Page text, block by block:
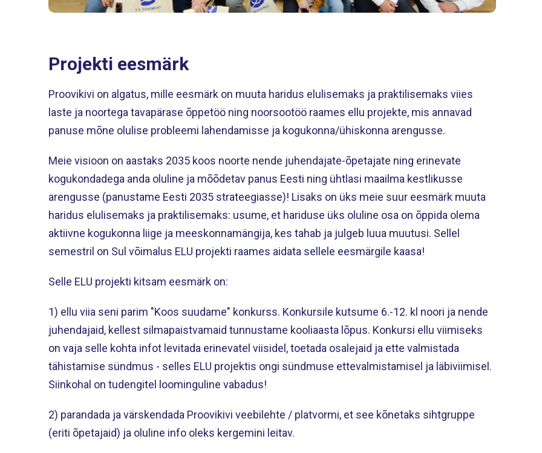
Projekti eesmärk
Proovikivi on algatus, mille eesmärk on muuta haridus elulisemaks ja praktilisemaks viies
laste ja noortega tavapärase õppetöö ning noorsootöö raames ellu projekte, mis annavad
panuse mõne olulise probleemi lahendamisse ja kogukonna/ühiskonna arengusse.
Meie visioon on aastaks 2035 koos noorte nende juhendajate-õpetajate ning erinevate
kogukondadega anda oluline ja mõõdetav panus Eesti ning ühtlasi maailma kestlikusse
arengusse (panustame Eesti 2035 strateegiasse)! Lisaks on üks meie suur eesmärk muuta
haridus elulisemaks ja praktilisemaks: usume, et hariduse üks oluline osa on õppida olema
aktiivne kogukonna liige ja meeskonnamängija, kes tahab ja julgeb luua muutusi. Sellel
semestril on Sul võimalus ELU projekti raames aidata sellele eesmärgile kaasa!
Selle ELU projekti kitsam eesmärk on:
1) ellu viia seni parim "Koos suudame" konkurss. Konkursile kutsume 6.-12. kl noori ja nende
juhendajaid, kellest silmapaistvamaid tunnustame kooliaasta lõpus. Konkursi ellu viimiseks
on vaja selle kohta infot levitada erinevatel viisidel, toetada osalejaid ja ette valmistada
tähistamise sündmus - selles ELU projektis ongi sündmuse ettevalmistamisel ja läbiviimisel.
Siinkohal on tudengitel loominguline vabadus!
2) parandada ja värskendada Proovikivi veebilehte / platvormi, et see kõnetaks sihtgruppe
(eriti õpetajaid) ja oluline info oleks kergemini leitav.